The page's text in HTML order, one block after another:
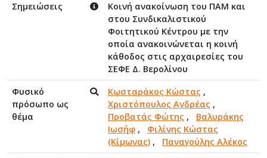
Σημειώσεις
Κοινή ανακοίνωση του ΠΑΜ και
στου Συνδικαλιστικού
Φοιτητικού Κέντρου με την
οποία ανακοινώνεται η κοινή
κάθοδος στις αρχαιρεσίες του
ΣΕΦΕ Δ. Βερολίνου
Φυσικό
πρόσωπο ως
θέμα
Κωσταράκος Κώστας ,
Χριστόπουλος Ανδρέας ,
Προβατάς Φώτης , Βαλυράκης
Ιωσήφ , Φιλίνης Κώστας
(Κίμωνας) , Παναγούλης Αλέκος